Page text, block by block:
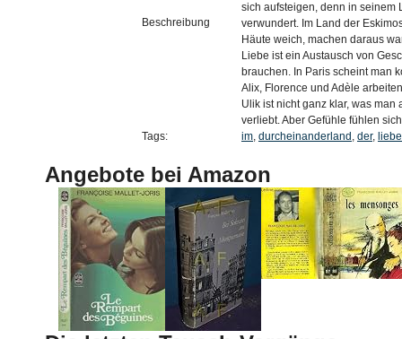
Beschreibung
sich aufsteigen, denn in seinem
verwundert. Im Land der
Häute weich, machen daraus
Liebe ist ein Austausch von
brauchen. In Paris scheint man
Alix, Florence und Adèle
Ulik ist nicht ganz klar, was
verliebt. Aber Gefühle fühlen
Tags:
im, durcheinanderland , der, liebe
Angebote bei Amazon